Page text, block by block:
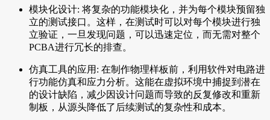
模块化设计: 将复杂的功能模块化，并为每个模块预留独
立的测试接口。这样，在测试时可以对每个模块进行独
立验证，一旦发现问题，可以迅速定位，而无需对整个
PCBA进行冗长的排查。
仿真工具的应用: 在制作物理样板前，利用软件对电路进
行功能仿真和应力分析。这能在虚拟环境中捕捉到潜在
的设计缺陷，减少因设计问题而导致的反复修改和重新
制板，从源头降低了后续测试的复杂性和成本。